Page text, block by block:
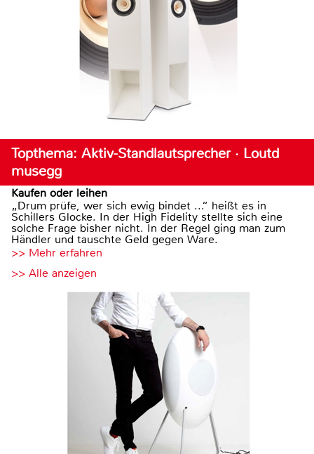
Topthema: Aktiv-Standlautsprecher · Loutd
musegg
Kaufen oder leihen
„Drum prüfe, wer sich ewig bindet ...“ heißt es in
Schillers Glocke. In der High Fidelity stellte sich eine
solche Frage bisher nicht. In der Regel ging man zum
Händler und tauschte Geld gegen Ware.
>> Mehr erfahren
>> Alle anzeigen